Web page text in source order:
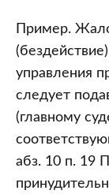
Пример.
управления
следует
(главному
абз. 10 п. 19